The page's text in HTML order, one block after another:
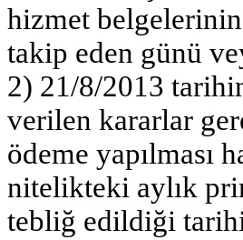
hizmet
takip eden günü
2) 21/8/2013
verilen kararlar
ödeme yapılması
nitelikteki aylık
tebliğ edildiği